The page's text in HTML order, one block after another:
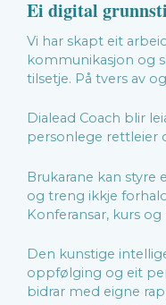
Ei digital
Vi har skapt eit
kommunikasjon og
tilsetje. På tvers av
Dialead Coach blir
personlege rettleier
Brukarane kan styre
og treng ikkje
Konferansar, kurs
Den kunstige
oppfølging og eit
bidrar med eigne